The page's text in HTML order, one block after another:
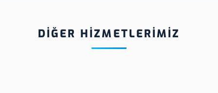
DİĞER HİZMETLERİMİZ